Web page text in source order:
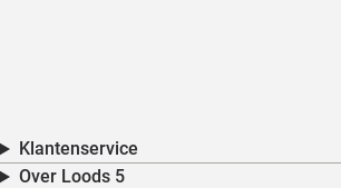
Klantenservice
Over Loods 5